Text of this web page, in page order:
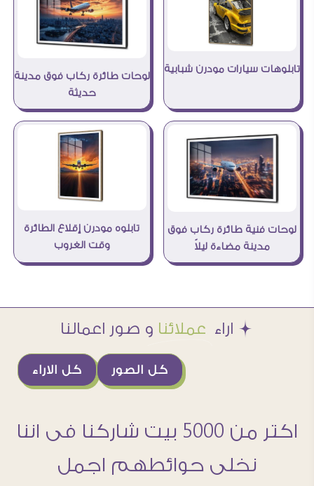
تابلوهات سيارات مودرن شبابية
لوحات طائرة ركاب فوق مدينة
حديثة
لوحات فنية طائرة ركاب فوق
مدينة مضاءة ليلاً
تابلوه مودرن إقلاع الطائرة
وقت الغروب
Æ اراء عملائنا و صور اعمالنا
كل الاراء كل الصور
اكتر من 5000 بيت شاركنا فى اننا
نخلى حوائطهم اجمل